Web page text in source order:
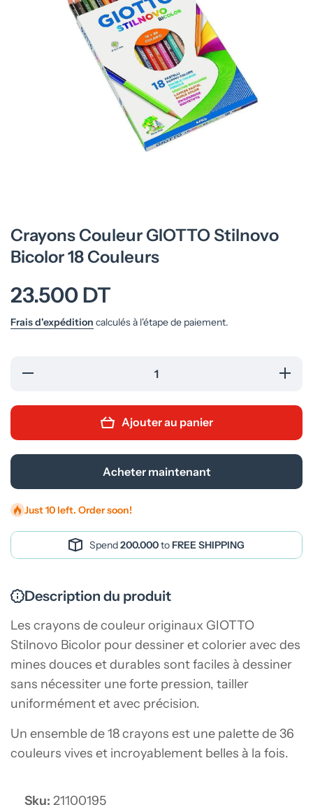
Crayons Couleur GIOTTO Stilnovo
Bicolor 18 Couleurs
23.500 DT
Frais d'expédition calculés à l'étape de paiement.
Réduire
Bicolor
la
Ajouter au panier
Acheter maintenant
Just 10 left. Order soon!
Spend200.000toFREE SHIPPING
Description du produit
Les crayons de couleur originaux GIOTTO
Stilnovo Bicolor pour dessiner et colorier avec des
mines douces et durables sont faciles à dessiner
sans nécessiter une forte pression, tailler
uniformément et avec précision.
Un ensemble de 18 crayons est une palette de 36
couleurs vives et incroyablement belles à la fois.
Sku: 21100195